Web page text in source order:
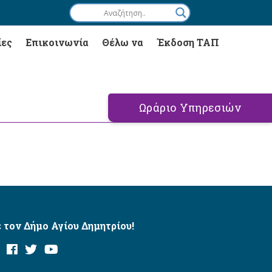
Επικοινωνία Θέλω να Έκδοση ΤΑΠ
Ωράριο Υπηρεσιών
τον Δήμο Αγίου Δημητρίου!